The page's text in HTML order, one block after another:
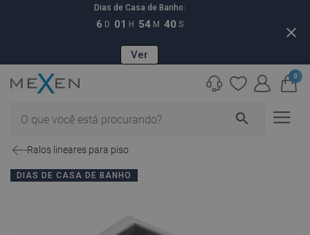
Dias de Casa de Banho:
6 D 01 H 54 M 39 S
Ver
close
search
0
Ralos lineares para piso
DIAS DE CASA DE BANHO